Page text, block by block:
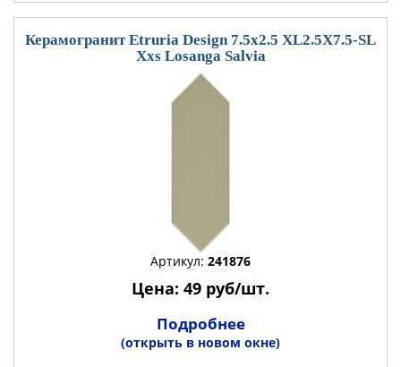
Керамогранит Etruria Design 7.5x2.5 XL2.5X7.5-SL
Xxs Losanga Salvia
Артикул: 241876
Цена: 49 руб/шт.
Подробнее
(открыть в новом окне)